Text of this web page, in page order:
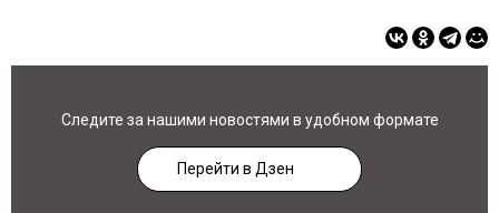
Следите за нашими новостями в удобном формате
Перейти в Дзен